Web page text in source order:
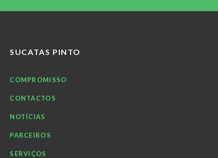
SUCATAS PINTO
COMPROMISSO
CONTACTOS
NOTÍCIAS
PARCEIROS
SERVIÇOS